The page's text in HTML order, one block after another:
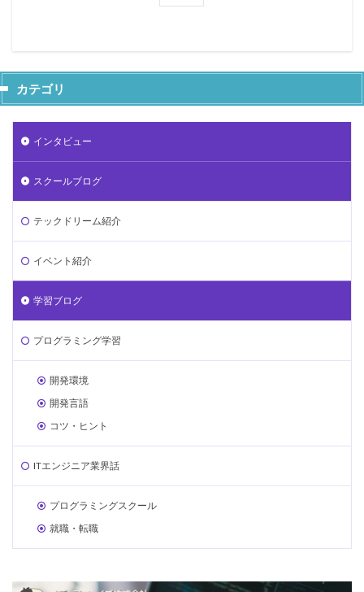
カテゴリ
インタビュー
スクールブログ
テックドリーム紹介
イベント紹介
学習ブログ
プログラミング学習
開発環境
開発言語
コツ・ヒント
ITエンジニア業界話
プログラミングスクール
就職・転職